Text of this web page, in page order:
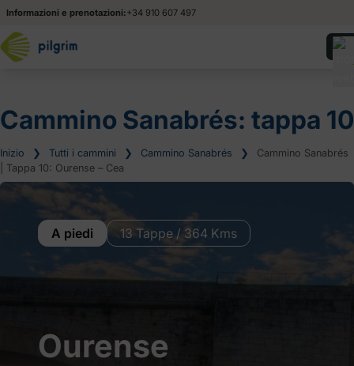
Informazioni e prenotazioni:+34 910 607 497
Cammino Sanabrés: tappa 10
Inizio ❯ Tutti i cammini ❯ Cammino Sanabrés ❯
Cammino Sanabrés
| Tappa 10: Ourense – Cea
A piedi 13 Tappe / 364 Kms
Ourense